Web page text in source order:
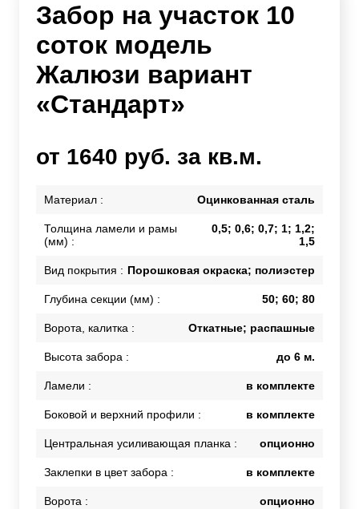
Забор на участок 10
соток модель
Жалюзи вариант
«Стандарт»
от 1640 руб. за кв.м.
Материал : Оцинкованная сталь
Толщина ламели и рамы
(мм) :
0,5; 0,6; 0,7; 1; 1,2;
1,5
Вид покрытия : Порошковая окраска; полиэстер
Глубина секции (мм) : 50; 60; 80
Ворота, калитка : Откатные; распашные
Высота забора : до 6 м.
Ламели : в комплекте
Боковой и верхний профили : в комплекте
Центральная усиливающая планка : опционно
Заклепки в цвет забора : в комплекте
Ворота : опционно